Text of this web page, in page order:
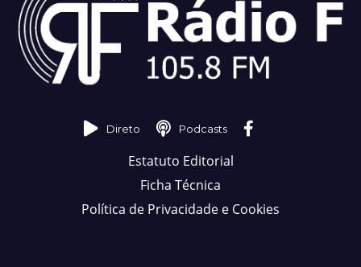
Direto Podcasts
Estatuto Editorial
Ficha Técnica
Política de Privacidade e Cookies